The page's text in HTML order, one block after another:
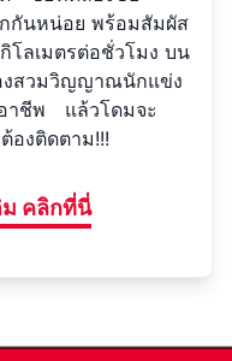
กันหน่อย พร้อมสัมผัส
โลเมตรต่อชั่วโมง บน
งสวมวิญญาณนักแข่ง
าชีพ แล้วโดมจะ
องติดตาม!!!
ม คลิกที่นี่